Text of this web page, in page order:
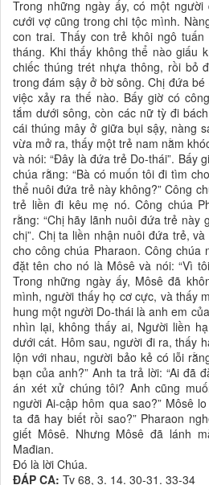
Trong những ngày ấy, có một
cưới vợ cũng trong chi tộc mình.
con trai. Thấy con trẻ khôi ngô
tháng. Khi thấy không thể nào giấu
chiếc thúng trét nhựa thông, rồi bỏ
trong đám sậy ở bờ sông. Chị đứa
việc xảy ra thế nào. Bấy giờ có
tắm dưới sông, còn các nữ tỳ đi
cái thúng mây ở giữa bụi sậy, nàng
vừa mở ra, thấy một trẻ nam nằm
và nói: “Đây là đứa trẻ Do-thái”. Bấy
chúa rằng: “Bà có muốn tôi đi tìm
thể nuôi đứa trẻ này không?” Công
trẻ liền đi kêu mẹ nó. Công chúa
rằng: “Chị hãy lãnh nuôi đứa trẻ này
chị”. Chị ta liền nhận nuôi đứa trẻ,
cho công chúa Pharaon. Công chúa
đặt tên cho nó là Môsê và nói: “Vì
Trong những ngày ấy, Môsê đã
mình, người thấy họ cơ cực, và thấy
hung một người Do-thái là anh em
nhìn lại, không thấy ai, Người liền
dưới cát. Hôm sau, người đi ra, thấy
lộn với nhau, người bảo kẻ có lỗi
bạn của anh?” Anh ta trả lời: “Ai đã
án xét xử chúng tôi? Anh cũng
người Ai-cập hôm qua sao?” Môsê
ta đã hay biết rồi sao?” Pharaon
giết Môsê. Nhưng Môsê đã lánh
Mađian.
Đó là lời Chúa.
ĐÁP CA: Tv 68, 3. 14. 30-31. 33-34